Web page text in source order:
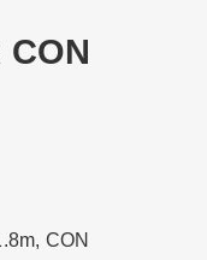
CON
CON